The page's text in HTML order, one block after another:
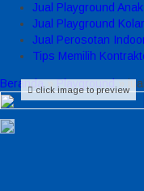
Jual Playground Anak
Jual Playground
Jual Perosotan
Tips Memilih
Beranda»Playground»
click image to preview